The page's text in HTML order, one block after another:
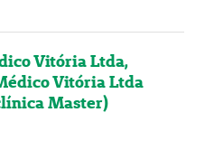
Vitória Ltda,
Vitória Ltda
Master)